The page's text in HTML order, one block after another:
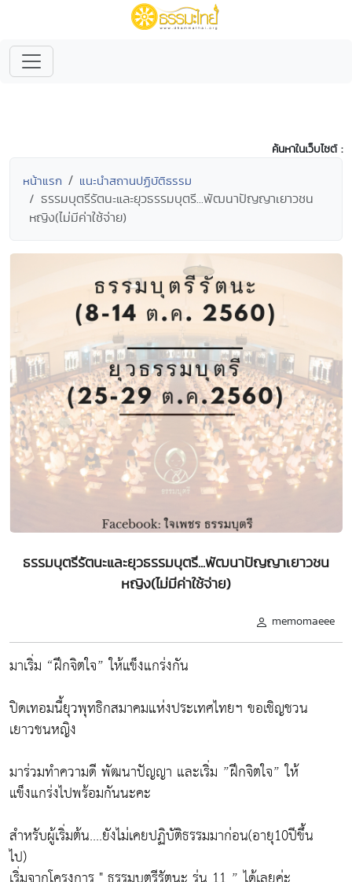
ค้นหาในเว็บไซต์ :
หน้าแรก แนะนำสถานปฏิบัติธรรม
ธรรมบุตรีรัตนะและยุวธรรมบุตรี...พัฒนาปัญญาเยาวชน
หญิง(ไม่มีค่าใช้จ่าย)
ธรรมบุตรีรัตนะและยุวธรรมบุตรี...พัฒนาปัญญาเยาวชน
หญิง(ไม่มีค่าใช้จ่าย)
memomaeee
มาเริ่ม “ฝึกจิตใจ” ให้แข็งแกร่งกัน
ปิดเทอมนี้ยุวพุทธิกสมาคมแห่งประเทศไทยฯ ขอเชิญชวน
เยาวชนหญิง
มาร่วมทำความดี พัฒนาปัญญา และเริ่ม ”ฝึกจิตใจ” ให้
แข็งแกร่งไปพร้อมกันนะคะ
สำหรับผู้เริ่มต้น....ยังไม่เคยปฏิบัติธรรมมาก่อน(อายุ10ปีขึ้น
ไป)